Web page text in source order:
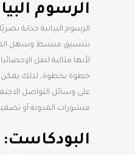
الرسوم
الرسوم البيانية جذابة
بتنسيق مبسط وسهل
لأنها مثالية لنقل
خطوة بخطوة، لذلك يمكن
على وسائل التواصل
منشورات المدونة أو
البودكاست: